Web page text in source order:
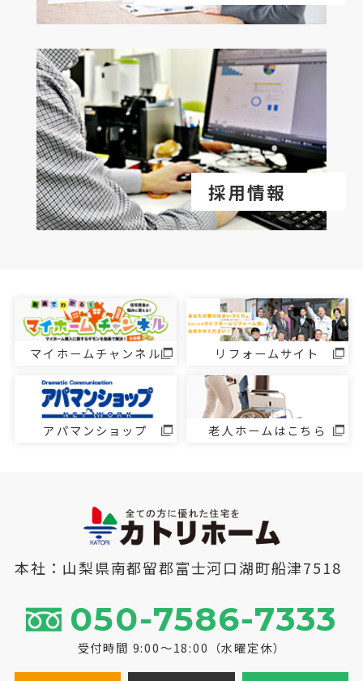
採用情報
マイホームチャンネル リフォームサイト
アパマンショップ 老人ホームはこちら
本社：山梨県南都留郡富士河口湖町船津7518
050-7586-7333
受付時間 9:00～18:00（水曜定休）